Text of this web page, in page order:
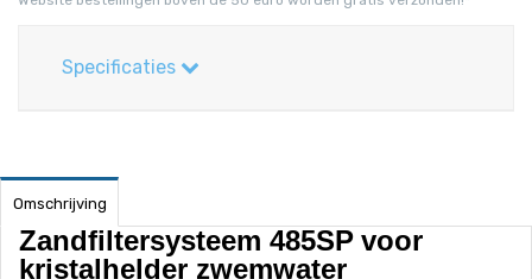
Specificaties
Omschrijving
Zandfiltersysteem 485SP voor
kristalhelder zwemwater